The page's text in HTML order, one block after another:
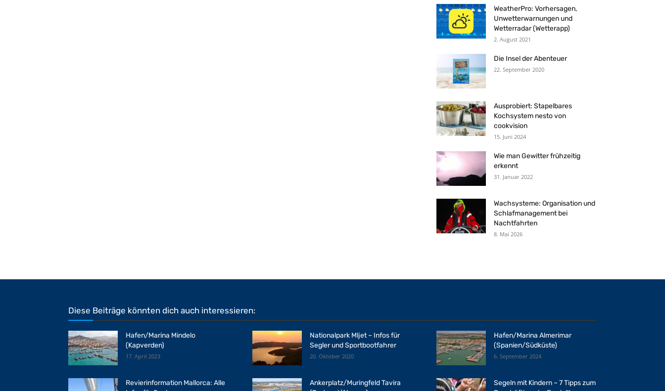
WeatherPro: Vorhersagen,
Unwetterwarnungen und
Wetterradar (Wetterapp)
2. August 2021
Die Insel der Abenteuer
22. September 2020
Ausprobiert: Stapelbares
Kochsystem nesto von
cookvision
15. Juni 2024
Wie man Gewitter frühzeitig
erkennt
31. Januar 2022
Wachsysteme: Organisation und
Schlafmanagement bei
Nachtfahrten
8. Mai 2026
Diese Beiträge könnten dich auch interessieren:
Hafen/Marina Mindelo
(Kapverden)
17. April 2023
Nationalpark Mljet – Infos für
Segler und Sportbootfahrer
20. Oktober 2020
Hafen/Marina Almerimar
(Spanien/Südküste)
6. September 2024
Revierinformation Mallorca: Alle
Ankerplatz/Muringfeld Tavira
Segeln mit Kindern – 7 Tipps zum